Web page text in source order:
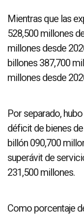
Mientras que las
528,500 millones
millones desde
billones 387,700
millones desde
Por separado,
déficit de bienes de
billón 090,700
superávit de
231,500 millones.
Como porcentaje